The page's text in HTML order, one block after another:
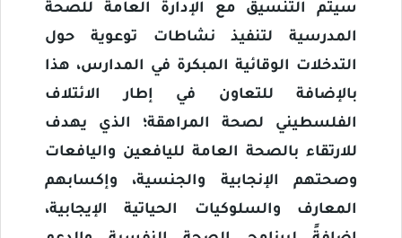
سيتم التنسيق مع الإدارة العامة للصحة
المدرسية لتنفيذ نشاطات توعوية حول
التدخلات الوقائية المبكرة في المدارس، هذا
بالإضافة للتعاون في إطار الائتلاف
الفلسطيني لصحة المراهقة؛ الذي يهدف
للارتقاء بالصحة العامة لليافعين واليافعات
وصحتهم الإنجابية والجنسية، وإكسابهم
المعارف والسلوكيات الحياتية الإيجابية،